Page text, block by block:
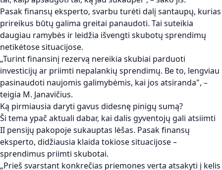
Pasak finansų eksperto, svarbu turėti dalį santaupų, kurias
prireikus būtų galima greitai panaudoti. Tai suteikia
daugiau ramybės ir leidžia išvengti skubotų sprendimų
netikėtose situacijose.
„Turint finansinį rezervą nereikia skubiai parduoti
investicijų ar priimti nepalankių sprendimų. Be to, lengviau
pasinaudoti naujomis galimybėmis, kai jos atsiranda", –
teigia M. Janavičius.
Ką pirmiausia daryti gavus didesnę pinigų sumą?
Ši tema ypač aktuali dabar, kai dalis gyventojų gali atsiimti
II pensijų pakopoje sukauptas lėšas. Pasak finansų
eksperto, didžiausia klaida tokiose situacijose –
sprendimus priimti skubotai.
„Prieš svarstant konkrečias priemones verta atsakyti į kelis